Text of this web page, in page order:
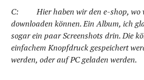
C:
Hier haben wir den e-shop,
downloaden können. Ein Album, ich
sogar ein paar Screenshots drin. Die
einfachem Knopfdruck gespeichert
werden, oder auf PC geladen werden.